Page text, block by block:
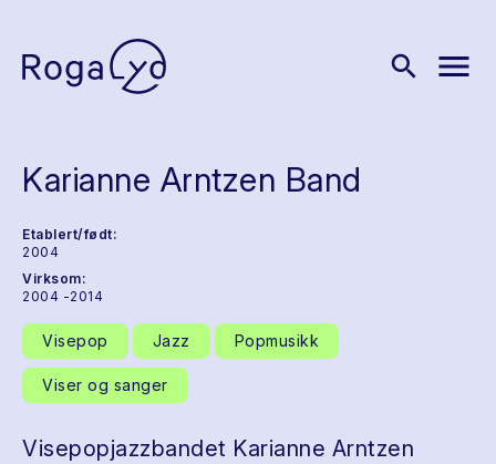
search menu
Karianne Arntzen Band
Etablert/født:
2004
Virksom:
2004 -2014
Visepop Jazz Popmusikk
Viser og sanger
Visepopjazzbandet Karianne Arntzen